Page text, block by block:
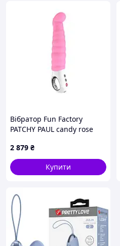
Вібратор Fun Factory
PATCHY PAUL candy rose
2 879 ₴
Купити